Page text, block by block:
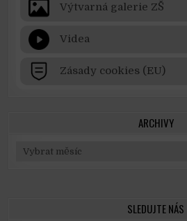
Výtvarná galerie ZŠ
Videa
Zásady cookies (EU)
ARCHIVY
Archivy
SLEDUJTE NÁS